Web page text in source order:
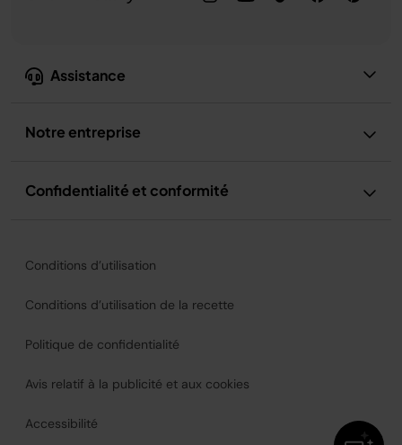
Assistance
Notre entreprise
Confidentialité et conformité
Conditions d’utilisation
Conditions d’utilisation de la recette
Politique de confidentialité
Avis relatif à la publicité et aux cookies
Accessibilité